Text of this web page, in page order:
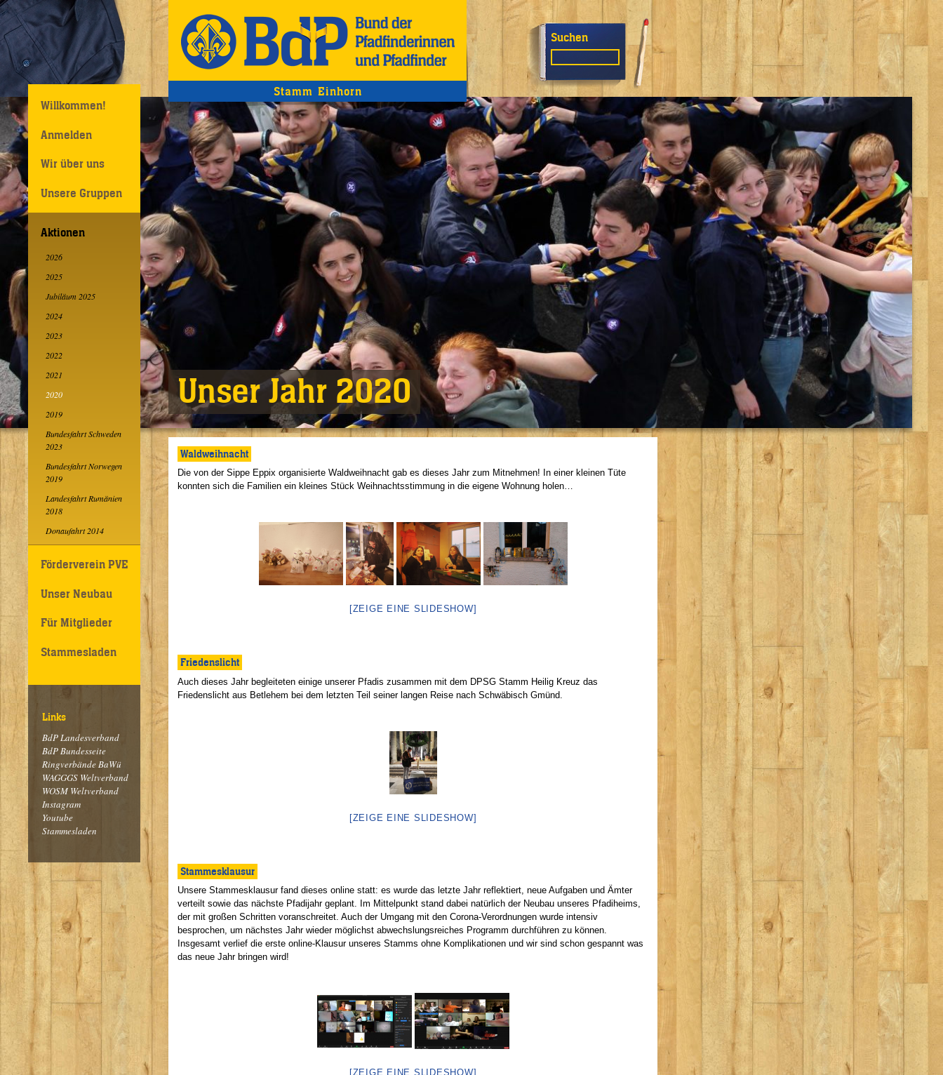
Stamm Einhorn
Suchen
Willkommen!
Anmelden
Wir über uns
Unsere Gruppen
Aktionen
2026
2025
Jubiläum 2025
2024
2023
2022
2021
2020
2019
Bundesfahrt Schweden
2023
Bundesfahrt Norwegen
2019
Landesfahrt Rumänien
2018
Donaufahrt 2014
Förderverein PVE
Unser Neubau
Für Mitglieder
Stammesladen
Links
BdP Landesverband
BdP Bundesseite
Ringverbände BaWü
WAGGGS Weltverband
WOSM Weltverband
Instagram
Youtube
Stammesladen
Unser Jahr 2020
Waldweihnacht
Die von der Sippe Eppix organisierte Waldweihnacht gab es dieses Jahr zum Mitnehmen! In einer kleinen Tüte
konnten sich die Familien ein kleines Stück Weihnachtsstimmung in die eigene Wohnung holen…
[ZEIGE EINE SLIDESHOW]
Friedenslicht
Auch dieses Jahr begleiteten einige unserer Pfadis zusammen mit dem DPSG Stamm Heilig Kreuz das
Friedenslicht aus Betlehem bei dem letzten Teil seiner langen Reise nach Schwäbisch Gmünd.
[ZEIGE EINE SLIDESHOW]
Stammesklausur
Unsere Stammesklausur fand dieses online statt: es wurde das letzte Jahr reflektiert, neue Aufgaben und Ämter
verteilt sowie das nächste Pfadijahr geplant. Im Mittelpunkt stand dabei natürlich der Neubau unseres Pfadiheims,
der mit großen Schritten voranschreitet. Auch der Umgang mit den Corona-Verordnungen wurde intensiv
besprochen, um nächstes Jahr wieder möglichst abwechslungsreiches Programm durchführen zu können.
Insgesamt verlief die erste online-Klausur unseres Stamms ohne Komplikationen und wir sind schon gespannt was
das neue Jahr bringen wird!
[ZEIGE EINE SLIDESHOW]